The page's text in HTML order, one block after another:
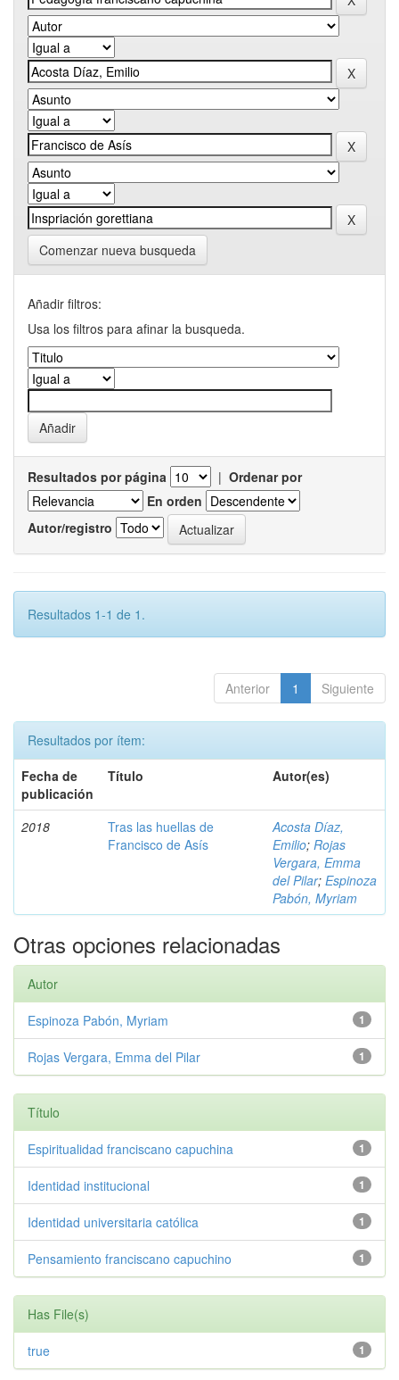
Comenzar nueva busqueda
Añadir filtros:
Usa los filtros para afinar la busqueda.
Resultados por página | Ordenar por
En orden
Autor/registro
Resultados 1-1 de 1.
Anterior 1 Siguiente
Resultados por ítem:
Fecha de
publicación
Título Autor(es)
2018
Tras las huellas de
Francisco de Asís
Acosta Díaz,
Emilio; Rojas
Vergara, Emma
del Pilar; Espinoza
Pabón, Myriam
Otras opciones relacionadas
Autor
1
Espinoza Pabón, Myriam
1
Rojas Vergara, Emma del Pilar
Título
1
Espiritualidad franciscano capuchina
1
Identidad institucional
1
Identidad universitaria católica
1
Pensamiento franciscano capuchino
Has File(s)
1
true